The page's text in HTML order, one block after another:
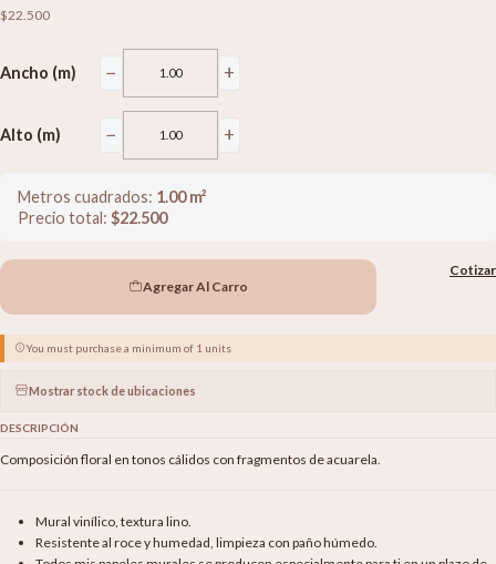
$22.500
Ancho (m) − +
Alto (m) − +
Metros cuadrados: 1.00m²
Precio total: $22.500
Agregar Al Carro
Cotizar
You must purchase a minimum of 1 units
Mostrar stock de ubicaciones
DESCRIPCIÓN
Composición floral en tonos cálidos con fragmentos de acuarela.
Mural vinílico, textura lino.
Resistente al roce y humedad, limpieza con paño húmedo.